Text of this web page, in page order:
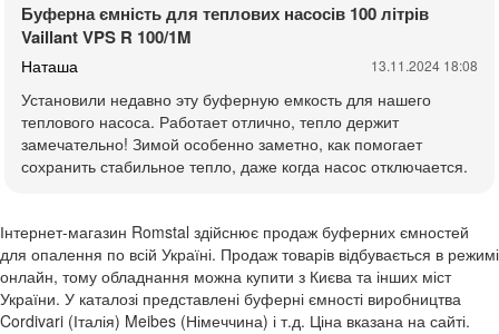
Буферна ємність для теплових насосів 100 літрів
Vaillant VPS R 100/1M
Наташа 13.11.2024 18:08
Установили недавно эту буферную емкость для нашего
теплового насоса. Работает отлично, тепло держит
замечательно! Зимой особенно заметно, как помогает
сохранить стабильное тепло, даже когда насос отключается.
Інтернет-магазин Romstal здійснює продаж буферних ємностей
для опалення по всій Україні. Продаж товарів відбувається в режимі
онлайн, тому обладнання можна купити з Києва та інших міст
України. У каталозі представлені буферні ємності виробництва
Cordivari (Італія) Meibes (Німеччина) і т.д. Ціна вказана на сайті.